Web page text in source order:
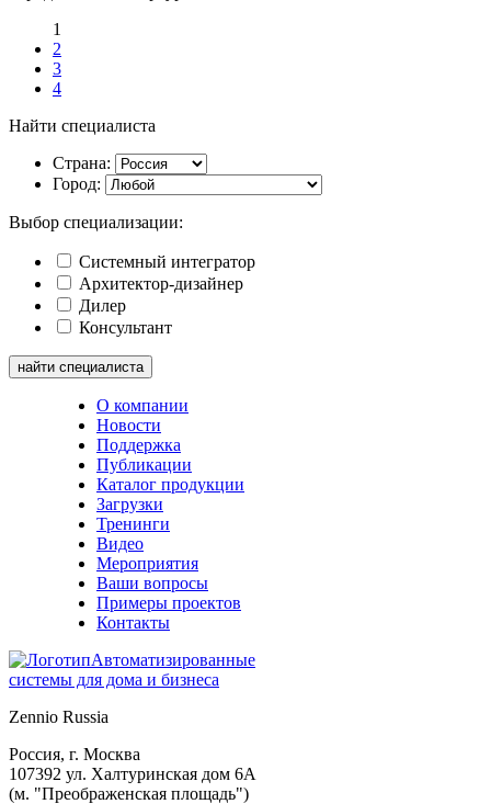
1
2
3
4
Найти специалиста
Страна:
Город:
Выбор специализации:
Системный интегратор
Архитектор-дизайнер
Дилер
Консультант
О компании
Новости
Поддержка
Публикации
Каталог продукции
Загрузки
Тренинги
Видео
Мероприятия
Ваши вопросы
Примеры проектов
Контакты
Автоматизированные
системы для дома и бизнеса
Zennio Russia
Россия, г. Москва
107392 ул. Халтуринская дом 6А
(м. "Преображенская площадь")